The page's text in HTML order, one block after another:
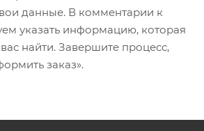
данные. В комментарии к
указать информацию, которая
найти. Завершите процесс,
заказ».